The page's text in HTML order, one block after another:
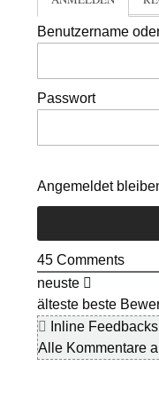
Benutzername
Passwort
Angemeldet
45 Comments
neuste
älteste beste
Inline Feedbacks
Alle Kommentare